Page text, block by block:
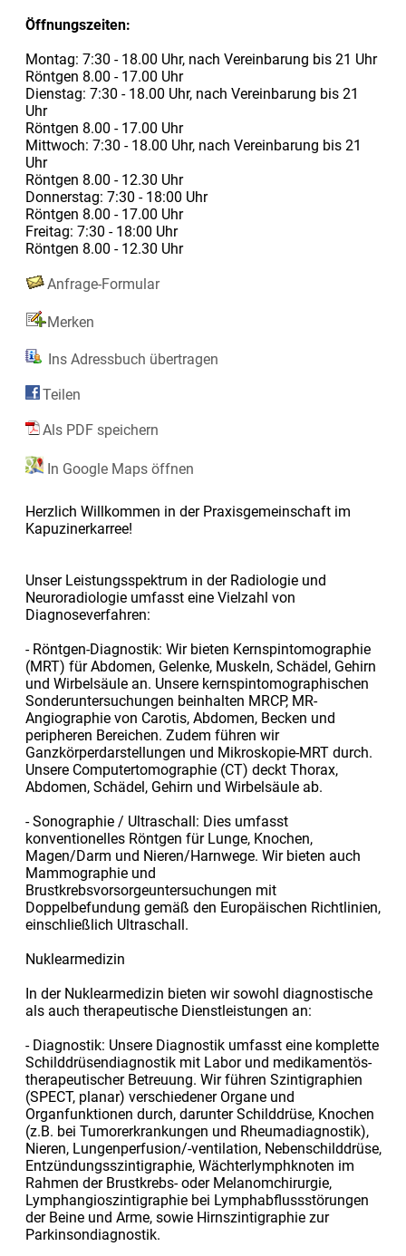
Öffnungszeiten:
Montag: 7:30 - 18.00 Uhr, nach Vereinbarung bis 21 Uhr
Röntgen 8.00 - 17.00 Uhr
Dienstag: 7:30 - 18.00 Uhr, nach Vereinbarung bis 21
Uhr
Röntgen 8.00 - 17.00 Uhr
Mittwoch: 7:30 - 18.00 Uhr, nach Vereinbarung bis 21
Uhr
Röntgen 8.00 - 12.30 Uhr
Donnerstag: 7:30 - 18:00 Uhr
Röntgen 8.00 - 17.00 Uhr
Freitag: 7:30 - 18:00 Uhr
Röntgen 8.00 - 12.30 Uhr
Anfrage-Formular
Merken
Ins Adressbuch übertragen
Teilen
Als PDF speichern
In Google Maps öffnen
Herzlich Willkommen in der Praxisgemeinschaft im
Kapuzinerkarree!
Unser Leistungsspektrum in der Radiologie und
Neuroradiologie umfasst eine Vielzahl von
Diagnoseverfahren:
- Röntgen-Diagnostik: Wir bieten Kernspintomographie
(MRT) für Abdomen, Gelenke, Muskeln, Schädel, Gehirn
und Wirbelsäule an. Unsere kernspintomographischen
Sonderuntersuchungen beinhalten MRCP, MR-
Angiographie von Carotis, Abdomen, Becken und
peripheren Bereichen. Zudem führen wir
Ganzkörperdarstellungen und Mikroskopie-MRT durch.
Unsere Computertomographie (CT) deckt Thorax,
Abdomen, Schädel, Gehirn und Wirbelsäule ab.
- Sonographie / Ultraschall: Dies umfasst
konventionelles Röntgen für Lunge, Knochen,
Magen/Darm und Nieren/Harnwege. Wir bieten auch
Mammographie und
Brustkrebsvorsorgeuntersuchungen mit
Doppelbefundung gemäß den Europäischen Richtlinien,
einschließlich Ultraschall.
Nuklearmedizin
In der Nuklearmedizin bieten wir sowohl diagnostische
als auch therapeutische Dienstleistungen an:
- Diagnostik: Unsere Diagnostik umfasst eine komplette
Schilddrüsendiagnostik mit Labor und medikamentös-
therapeutischer Betreuung. Wir führen Szintigraphien
(SPECT, planar) verschiedener Organe und
Organfunktionen durch, darunter Schilddrüse, Knochen
(z.B. bei Tumorerkrankungen und Rheumadiagnostik),
Nieren, Lungenperfusion/-ventilation, Nebenschilddrüse,
Entzündungsszintigraphie, Wächterlymphknoten im
Rahmen der Brustkrebs- oder Melanomchirurgie,
Lymphangioszintigraphie bei Lymphabflussstörungen
der Beine und Arme, sowie Hirnszintigraphie zur
Parkinsondiagnostik.